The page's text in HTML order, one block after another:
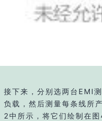
接下来，分别选两台EMI
负载，然后测量每条线所
2中所示，将它们绘制在图